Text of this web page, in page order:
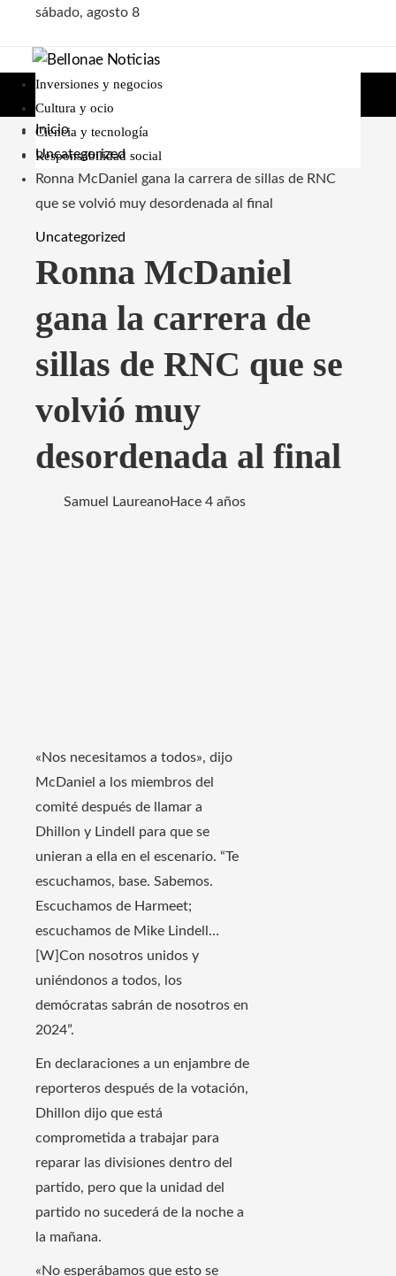
sábado, agosto 8
Inversiones y negocios
Cultura y ocio
Ciencia y tecnología
Responsabilidad social
Inicio
Uncategorized
Ronna McDaniel gana la carrera de sillas de RNC
que se volvió muy desordenada al final
Uncategorized
Ronna McDaniel
gana la carrera de
sillas de RNC que se
volvió muy
desordenada al final
Samuel LaureanoHace 4 años
«Nos necesitamos a todos», dijo
McDaniel a los miembros del
comité después de llamar a
Dhillon y Lindell para que se
unieran a ella en el escenario. “Te
escuchamos, base. Sabemos.
Escuchamos de Harmeet;
escuchamos de Mike Lindell…
[W]Con nosotros unidos y
uniéndonos a todos, los
demócratas sabrán de nosotros en
2024”.
En declaraciones a un enjambre de
reporteros después de la votación,
Dhillon dijo que está
comprometida a trabajar para
reparar las divisiones dentro del
partido, pero que la unidad del
partido no sucederá de la noche a
la mañana.
«No esperábamos que esto se